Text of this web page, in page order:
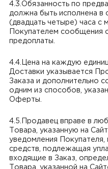
4.3.Обязанность по
должна быть исполнена в
(двадцать четыре) часа с
Покупателем сообщения
предоплаты.
4.4.Цена на каждую
Доставки указывается
Заказа и дополнительно
одним из способов,
Оферты.
4.5.Продавец вправе в
Товара, указанную на
уведомления
средств, подлежащая
входящие в Заказ,
Товара, указанной на